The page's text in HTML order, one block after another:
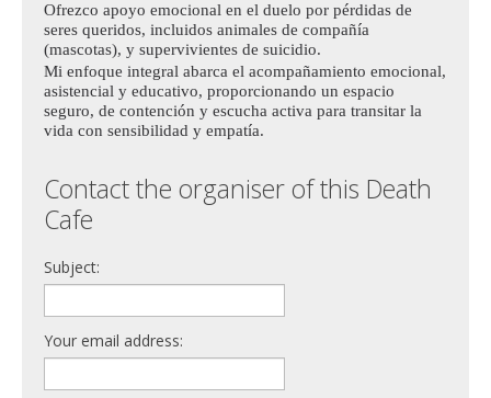
Ofrezco apoyo emocional en el duelo por pérdidas de
seres queridos, incluidos animales de compañía
(mascotas), y supervivientes de suicidio.
Mi enfoque integral abarca el acompañamiento emocional,
asistencial y educativo, proporcionando un espacio
seguro, de contención y escucha activa para transitar la
vida con sensibilidad y empatía.
Contact the organiser of this Death
Cafe
Subject:
Your email address: